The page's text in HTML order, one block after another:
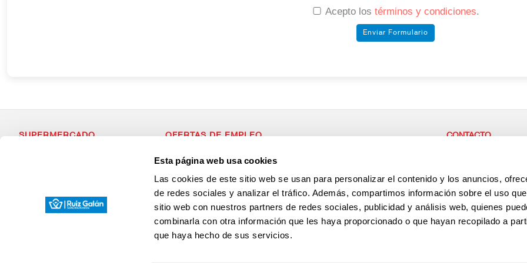
Esta página web usa cookies
Las cookies de este sitio web se usan para personalizar el contenido y los anuncios,
de redes sociales y analizar el tráfico. Además, compartimos información sobre el uso
sitio web con nuestros partners de redes sociales, publicidad y análisis web, quienes
combinarla con otra información que les haya proporcionado o que hayan recopilado a
que haya hecho de sus servicios.
Acepto los términos y condiciones.
SUPERMERCADO
Charcutería
Quesos al Corte
OFERTAS DE EMPLEO
con valores, que apuesta por las personas,
CONTACTO
España
+34 956 64 33 01
Antención al cliente
+34 696 237 022